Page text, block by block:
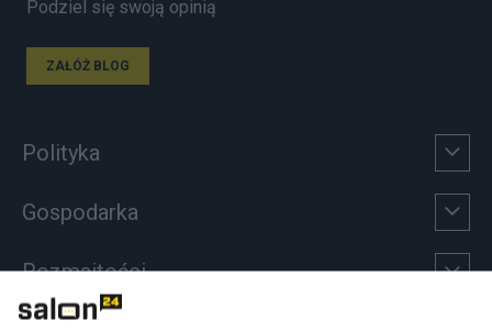
Podziel się swoją opinią
ZAŁÓŻ BLOG
Polityka
Gospodarka
Rozmaitości